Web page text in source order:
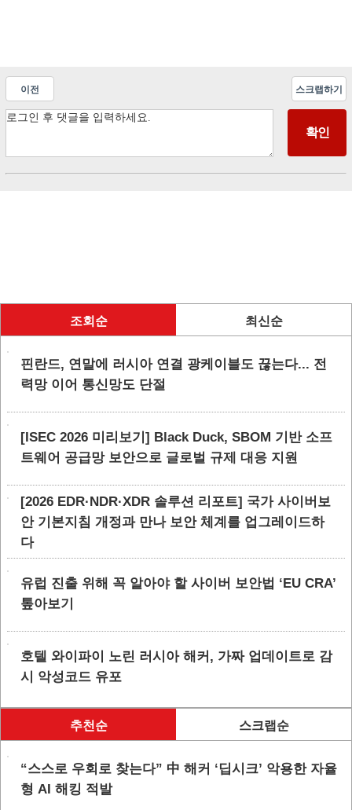
이전 스크랩하기
조회순 최신순
핀란드, 연말에 러시아 연결 광케이블도 끊는다... 전
력망 이어 통신망도 단절
[ISEC 2026 미리보기] Black Duck, SBOM 기반 소프
트웨어 공급망 보안으로 글로벌 규제 대응 지원
[2026 EDR·NDR·XDR 솔루션 리포트] 국가 사이버보
안 기본지침 개정과 만나 보안 체계를 업그레이드하
다
유럽 진출 위해 꼭 알아야 할 사이버 보안법 ‘EU CRA’
톺아보기
호텔 와이파이 노린 러시아 해커, 가짜 업데이트로 감
시 악성코드 유포
추천순 스크랩순
“스스로 우회로 찾는다” 中 해커 ‘딥시크’ 악용한 자율
형 AI 해킹 적발